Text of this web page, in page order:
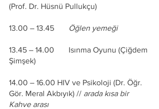
(Prof. Dr. Hüsnü Pullukçu)
Öğlen yemeği
13.45 – 14.00 	Isınma Oyunu (Çiğdem
Şimşek)
14.00 – 16.00 HIV ve Psikoloji (Dr. Öğr.
Gör. Meral Akbıyık) // arada kısa bir
Kahve arası